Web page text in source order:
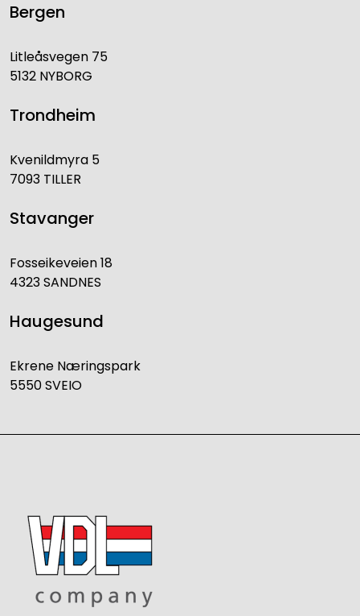
Bergen
Litleåsvegen 75
5132 NYBORG
Trondheim
Kvenildmyra 5
7093 TILLER
Stavanger
Fosseikeveien 18
4323 SANDNES
Haugesund
Ekrene Næringspark
5550 SVEIO